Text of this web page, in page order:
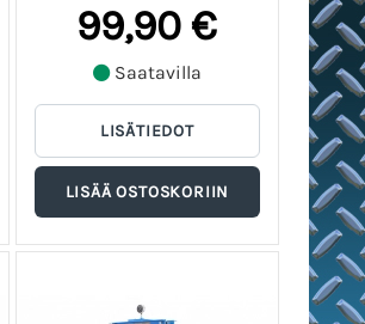
99,90 €
Saatavilla